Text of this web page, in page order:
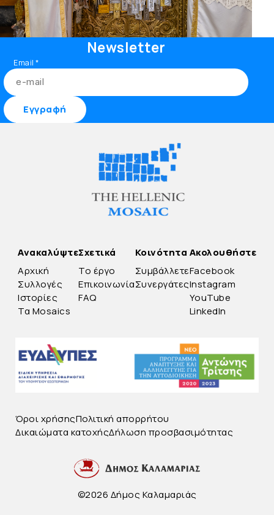
Newsletter
Email*
Ανακαλύψτε
Αρχική
Συλλογές
Ιστορίες
Τα Mosaics
Σχετικά
Το έργο
Επικοινωνία
FAQ
Κοινότητα
Συμβάλλετε
Συνεργάτες
Ακολουθήστε
Facebook
Instagram
YouTube
LinkedIn
Όροι χρήσηςΠολιτική απορρήτου
Δικαιώματα κατοχήςΔήλωση προσβασιμότητας
©2026 Δήμος Καλαμαριάς